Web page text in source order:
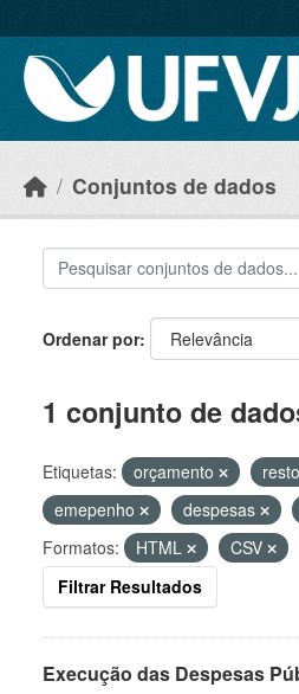
Conjuntos de dados
Ordenar por
1 conjunto de
Etiquetas: orçamento
emepenho
despesas
Formatos:
HTML
CSV
Filtrar Resultados
Execução das Despesas